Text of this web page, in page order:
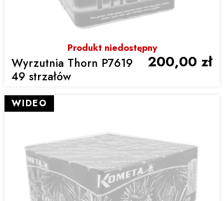
Produkt niedostępny
Wyrzutnia Thorn P7619
49 strzałów
200,00 zł
WIDEO